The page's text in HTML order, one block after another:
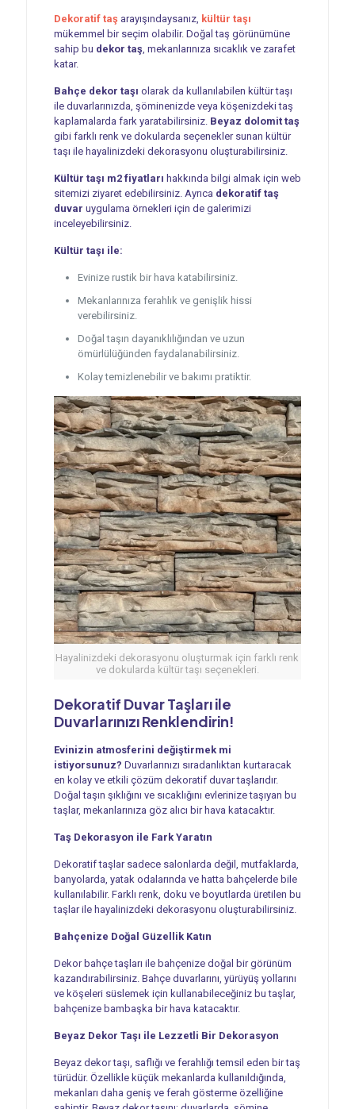
Dekoratif taş arayışındaysanız, kültür taşı
mükemmel bir seçim olabilir. Doğal taş görünümüne
sahip bu dekor taş , mekanlarınıza sıcaklık ve zarafet
katar.
Bahçe dekor taşı olarak da kullanılabilen kültür taşı
ile duvarlarınızda, şöminenizde veya köşenizdeki taş
kaplamalarda fark yaratabilirsiniz. Beyaz dolomit taş
gibi farklı renk ve dokularda seçenekler sunan kültür
taşı ile hayalinizdeki dekorasyonu oluşturabilirsiniz.
Kültür taşı m2 fiyatları hakkında bilgi almak için web
sitemizi ziyaret edebilirsiniz. Ayrıca dekoratif taş
duvar uygulama örnekleri için de galerimizi
inceleyebilirsiniz.
Kültür taşı ile:
Evinize rustik bir hava katabilirsiniz.
Mekanlarınıza ferahlık ve genişlik hissi
verebilirsiniz.
Doğal taşın dayanıklılığından ve uzun
ömürlülüğünden faydalanabilirsiniz.
Kolay temizlenebilir ve bakımı pratiktir.
Hayalinizdeki dekorasyonu oluşturmak için farklı renk
ve dokularda kültür taşı seçenekleri.
Dekoratif Duvar Taşları ile
Duvarlarınızı Renklendirin!
Evinizin atmosferini değiştirmek mi
istiyorsunuz? Duvarlarınızı sıradanlıktan kurtaracak
en kolay ve etkili çözüm dekoratif duvar taşlarıdır.
Doğal taşın şıklığını ve sıcaklığını evlerinize taşıyan bu
taşlar, mekanlarınıza göz alıcı bir hava katacaktır.
Taş Dekorasyon ile Fark Yaratın
Dekoratif taşlar sadece salonlarda değil, mutfaklarda,
banyolarda, yatak odalarında ve hatta bahçelerde bile
kullanılabilir. Farklı renk, doku ve boyutlarda üretilen bu
taşlar ile hayalinizdeki dekorasyonu oluşturabilirsiniz.
Bahçenize Doğal Güzellik Katın
Dekor bahçe taşları ile bahçenize doğal bir görünüm
kazandırabilirsiniz. Bahçe duvarlarını, yürüyüş yollarını
ve köşeleri süslemek için kullanabileceğiniz bu taşlar,
bahçenize bambaşka bir hava katacaktır.
Beyaz Dekor Taşı ile Lezzetli Bir Dekorasyon
Beyaz dekor taşı, saflığı ve ferahlığı temsil eden bir taş
türüdür. Özellikle küçük mekanlarda kullanıldığında,
mekanları daha geniş ve ferah gösterme özelliğine